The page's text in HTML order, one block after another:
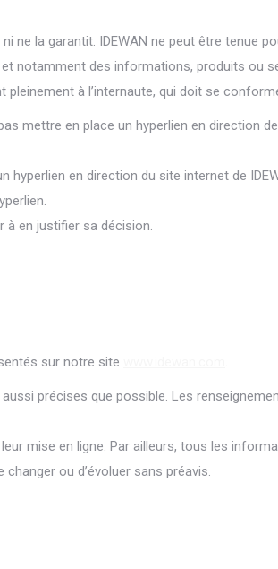
ne la garantit. IDEWAN ne peut être tenue
notamment des informations, produits ou
à l’internaute, qui doit se
mettre en place un hyperlien en direction
en direction du site internet de
à en justifier sa décision.
sur notre site .
précises que possible. Les
mise en ligne. Par ailleurs, tous les
ou d’évoluer sans préavis.